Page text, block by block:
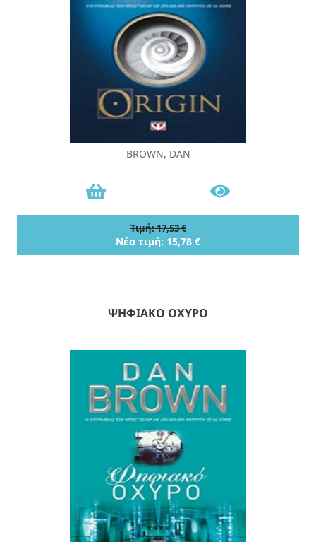
BROWN, DAN
Τιμή: 17,53 €
Νέα τιμή: 15,78 €
ΨΗΦΙΑΚΟ ΟΧΥΡΟ